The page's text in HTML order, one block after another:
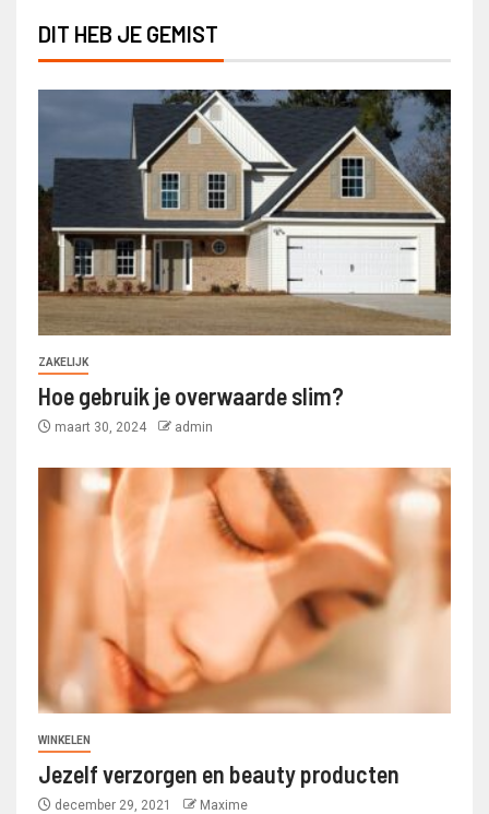
DIT HEB JE GEMIST
ZAKELIJK
Hoe gebruik je overwaarde slim?
maart 30, 2024 admin
WINKELEN
Jezelf verzorgen en beauty producten
december 29, 2021 Maxime